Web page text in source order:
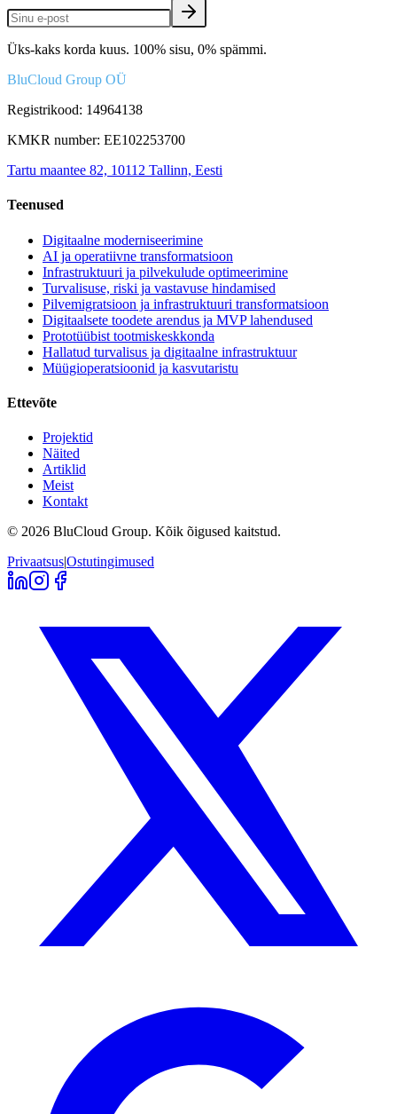
Üks-kaks korda kuus. 100% sisu, 0% spämmi.
BluCloud Group OÜ
Registrikood: 14964138
KMKR number: EE102253700
Tartu maantee 82, 10112 Tallinn, Eesti
Teenused
Digitaalne moderniseerimine
AI ja operatiivne transformatsioon
Infrastruktuuri ja pilvekulude optimeerimine
Turvalisuse, riski ja vastavuse hindamised
Pilvemigratsioon ja infrastruktuuri transformatsioon
Digitaalsete toodete arendus ja MVP lahendused
Prototüübist tootmiskeskkonda
Hallatud turvalisus ja digitaalne infrastruktuur
Müügioperatsioonid ja kasvutaristu
Ettevõte
Projektid
Näited
Artiklid
Meist
Kontakt
© 2026 BluCloud Group. Kõik õigused kaitstud.
Privaatsus|Ostutingimused